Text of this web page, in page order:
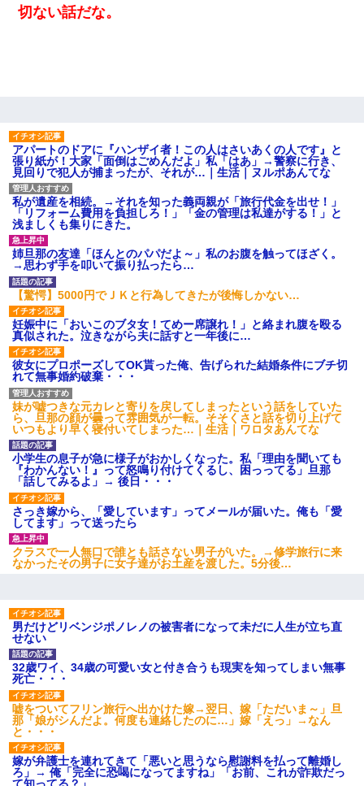
切ない話だな。
アパートのドアに『ハンザイ者！この人はさいあくの人です』と
張り紙が！大家「面倒はごめんだよ」私「はあ」→警察に行き、
見回りで犯人が捕まったが、それが…｜生活｜ヌルポあんてな
私が遺産を相続。→それを知った義両親が「旅行代金を出せ！」
「リフォーム費用を負担しろ！」「金の管理は私達がする！」と
浅ましくも集りにきた。
姉旦那の友達「ほんとのパパだよ～」私のお腹を触ってほざく。
→思わず手を叩いて振り払ったら…
【驚愕】5000円でＪＫと行為してきたが後悔しかない…
妊娠中に「おいこのブタ女！てめー席譲れ！」と絡まれ腹を殴る
真似された。泣きながら夫に話すと一年後に…
彼女にプロポーズしてOK貰った俺、告げられた結婚条件にブチ切
れて無事婚約破棄・・・
妹が嘘つきな元カレと寄りを戻してしまったという話をしていた
ら、旦那の顔が曇って雰囲気が一転。そそくさと話を切り上げて
いつもより早く寝付いてしまった…｜生活｜ワロタあんてな
小学生の息子が急に様子がおかしくなった。私「理由を聞いても
『わかんない！』って怒鳴り付けてくるし、困っってる」旦那
「話してみるよ」→ 後日・・・
さっき嫁から、「愛しています」ってメールが届いた。俺も「愛
してます」って送ったら
クラスで一人無口で誰とも話さない男子がいた。→修学旅行に来
なかったその男子に女子達がお土産を渡した。5分後…
男だけどリベンジポノレノの被害者になって未だに人生が立ち直
せない
32歳ワイ、34歳の可愛い女と付き合うも現実を知ってしまい無事
死亡・・・
嘘をついてフリン旅行へ出かけた嫁→翌日、嫁「ただいま～」旦
那「娘がシんだよ。何度も連絡したのに…」嫁「えっ」→なん
と・・・
嫁が弁護士を連れてきて「悪いと思うなら慰謝料を払って離婚し
ろ」→ 俺「完全に恐喝になってますね」「お前、これが詐欺だっ